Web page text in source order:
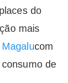
do
mais
com
de